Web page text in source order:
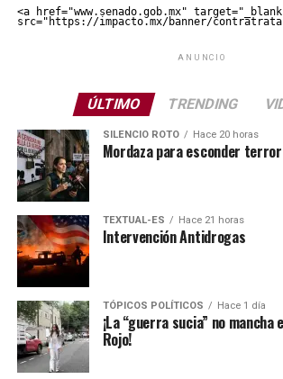
<a href="www.senado.gob.mx"
src="https://impacto.mx/banner/
ANUNCIO
ÚLTIMO TRENDING
SILENCIO ROTO Hace 20 horas
Mordaza para esconder terror
TEXTUAL-ES Hace 21 horas
Intervención Antidrogas
TÓPICOS POLÍTICOS Hace 1 día
¡La “guerra sucia” no
Rojo!